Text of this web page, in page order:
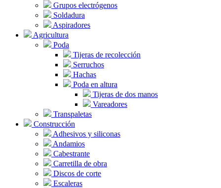
Grupos electrógenos
Soldadura
Aspiradores
Agricultura
Poda
Tijeras de recolección
Serruchos
Hachas
Poda en altura
Tijeras de dos manos
Vareadores
Transpaletas
Construcción
Adhesivos y siliconas
Andamios
Cabestrante
Carretilla de obra
Discos de corte
Escaleras